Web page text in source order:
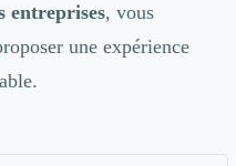
entreprises, vous
une expérience